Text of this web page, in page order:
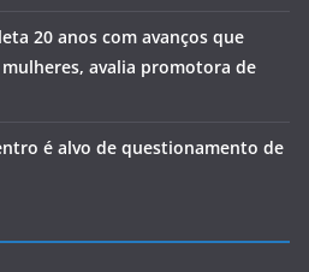
20 anos com avanços que
avalia promotora de
é alvo de questionamento de